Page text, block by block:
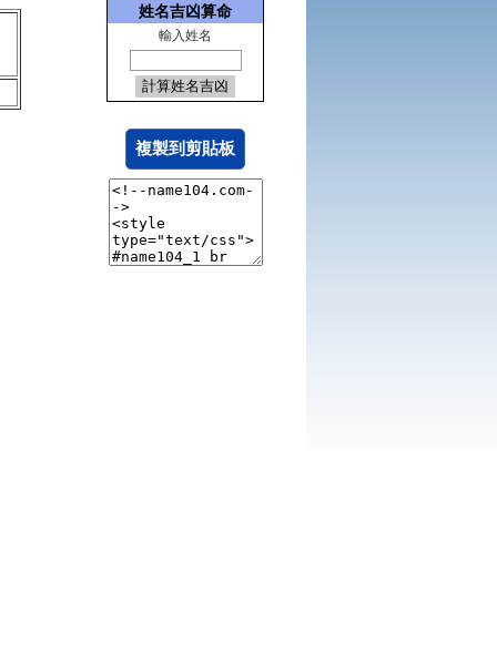
姓名吉凶算命
輸入姓名
複製到剪貼板